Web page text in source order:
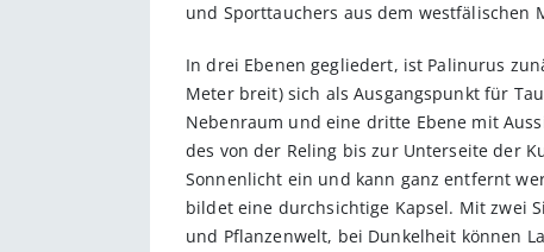
und Sporttauchers aus dem westfälischen
In drei Ebenen gegliedert, ist Palinurus
Meter breit) sich als Ausgangspunkt für
Nebenraum und eine dritte Ebene mit
des von der Reling bis zur Unterseite der
Sonnenlicht ein und kann ganz entfernt
bildet eine durchsichtige Kapsel. Mit zwei
und Pflanzenwelt, bei Dunkelheit können